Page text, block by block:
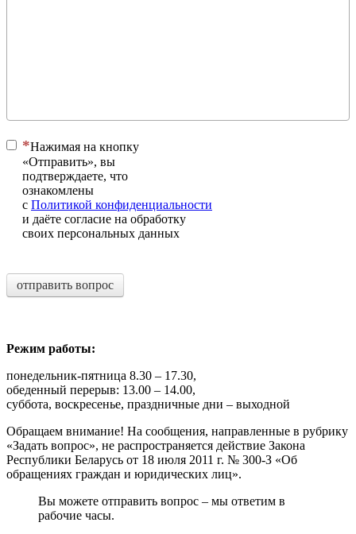
Нажимая на кнопку
«Отправить», вы
подтверждаете, что
ознакомлены
с Политикой конфиденциальности
и даёте согласие на обработку
своих персональных данных
отправить вопрос
Режим работы:
понедельник-пятница 8.30 – 17.30,
обеденный перерыв: 13.00 – 14.00,
суббота, воскресенье, праздничные дни – выходной
Обращаем внимание! На сообщения, направленные в рубрику
«Задать вопрос», не распространяется действие Закона
Республики Беларусь от 18 июля 2011 г. № 300-З «Об
обращениях граждан и юридических лиц».
Вы можете отправить вопрос – мы ответим в
рабочие часы.